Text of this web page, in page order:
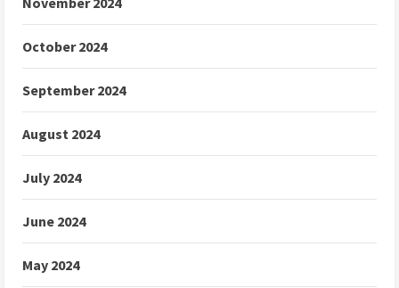
October 2024
September 2024
August 2024
July 2024
June 2024
May 2024